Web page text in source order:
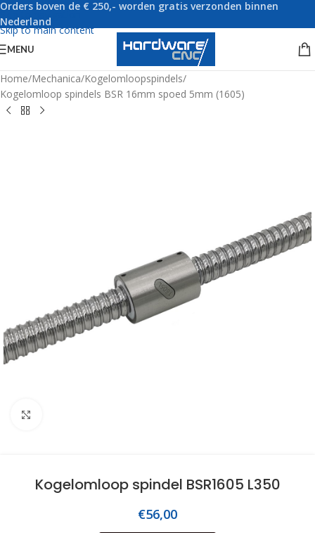
Skip to navigation
Skip to main content
Orders boven de € 250,- worden gratis verzonden binnen
Nederland
MENU
Home/Mechanica/Kogelomloopspindels/
Kogelomloop spindels BSR 16mm spoed 5mm (1605)
Kogelomloop spindel BSR1605 L350
€56,00